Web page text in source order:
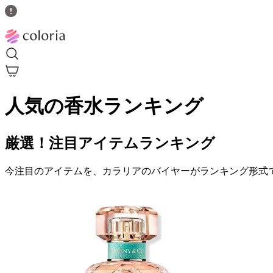
人気の香水ランキング
厳選！注目アイテムランキング
今注目のアイテムを、カラリアのバイヤーがランキング形式